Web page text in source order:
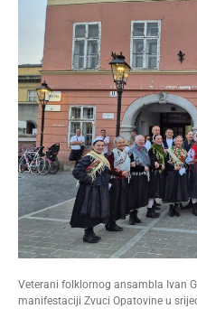
Veterani folklornog ansambla Ivan
manifestaciji Zvuci Opatovine u